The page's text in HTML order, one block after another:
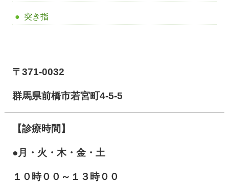
突き指
〒371-0032
群馬県前橋市若宮町4-5-5
【診療時間】
●月・火・木・金・土
１０時００～１３時００